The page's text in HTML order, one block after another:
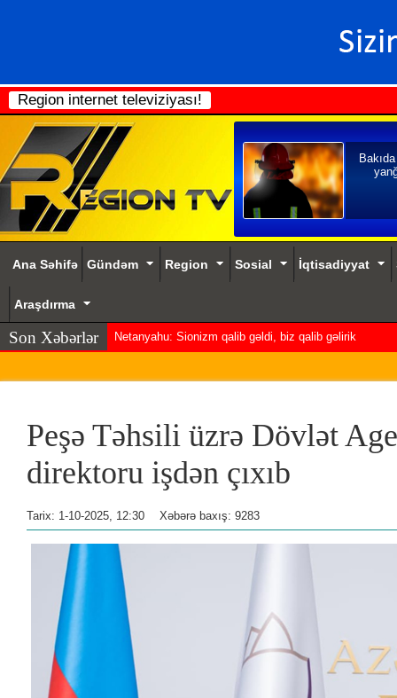
Region internet televiziyası!
Ana Səhifə Gündəm Region Sosial İqtisadiyyat
Araşdırma
Son Xəbərlər Netanyahu: Sionizm qalib gəldi, biz qalib gəlirik
Peşə Təhsili üzrə Dövlət
direktoru işdən çıxıb
Tarix: 1-10-2025, 12:30 Xəbərə baxış: 9283